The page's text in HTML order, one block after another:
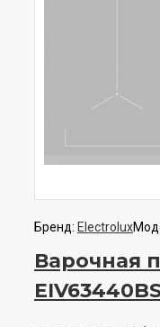
Бренд: Electrolux
Варочная